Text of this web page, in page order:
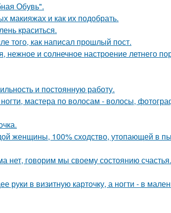
Обувь".
макияжах и как их подобрать.
краситься.
того, как написал прошлый пост.
и солнечное настроение летнего
и постоянную работу.
мастера по волосам - волосы,
женщины, 100% сходство, утопающей в
нет, говорим мы своему состоянию счастья.
руки в визитную карточку, а ногти - в